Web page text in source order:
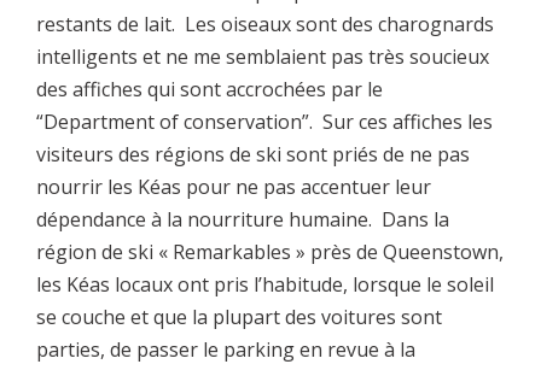
restants de lait. Les oiseaux sont des charognards
intelligents et ne me semblaient pas très soucieux
des affiches qui sont accrochées par le
“Department of conservation”. Sur ces affiches les
visiteurs des régions de ski sont priés de ne pas
nourrir les Kéas pour ne pas accentuer leur
dépendance à la nourriture humaine. Dans la
région de ski « Remarkables » près de Queenstown,
les Kéas locaux ont pris l’habitude, lorsque le soleil
se couche et que la plupart des voitures sont
parties, de passer le parking en revue à la